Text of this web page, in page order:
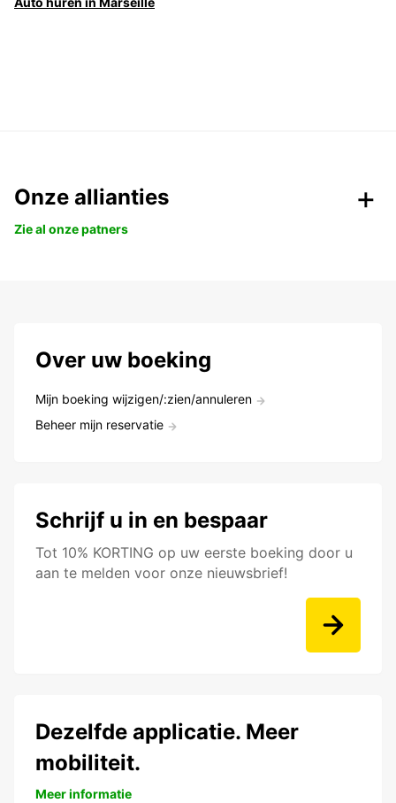
Onze allianties
Zie al onze patners
Over uw boeking
Mijn boeking wijzigen/:zien/annuleren
Beheer mijn reservatie
Schrijf u in en bespaar
Tot 10% KORTING op uw eerste boeking door u
aan te melden voor onze nieuwsbrief!
Dezelfde applicatie. Meer
mobiliteit.
Meer informatie